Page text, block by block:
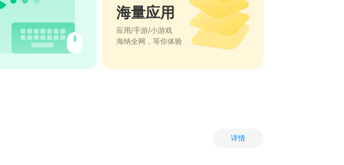
海量应用
应用/手游/小游戏
海纳全网，等你体验
详情